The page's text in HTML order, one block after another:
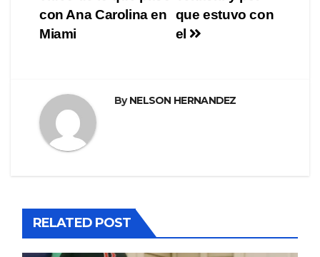
entradas
que estuvo con
el
con Ana Carolina en
Miami
ByNELSON HERNANDEZ
RELATED POST